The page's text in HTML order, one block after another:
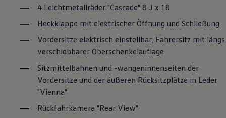
Über Ihr Auto
Kundeninformationen
Warn- und Kontrollleuchten
Assistenzsysteme
Live Beratung
Magazin
Lifestyle
Transport
Familie
4 Leichtmetallräder "Cascade" 8 J x 18
Heckklappe mit elektrischer Öffnung und Schließung
Vordersitze elektrisch einstellbar, Fahrersitz mit längs
verschiebbarer Oberschenkelauflage
Sitzmittelbahnen und -wangeninnenseiten der
Vordersitze und der äußeren Rücksitzplätze in Leder
"Vienna"
Rückfahrkamera "Rear View"